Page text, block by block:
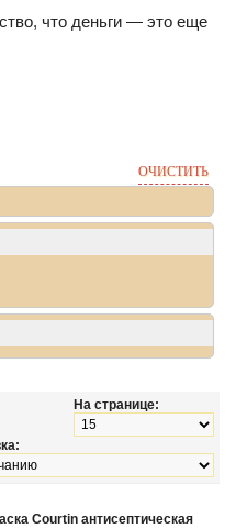
что деньги — это еще
ОЧИСТИТЬ
На странице:
Courtin антисептическая